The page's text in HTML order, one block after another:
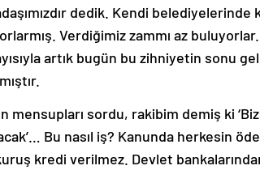
dedik. Kendi
Verdiğimiz zammı az
artık bugün bu zihniyetin sonu
mensupları sordu, rakibim demiş ki
Bu nasıl iş? Kanunda herkesin
kredi verilmez. Devlet